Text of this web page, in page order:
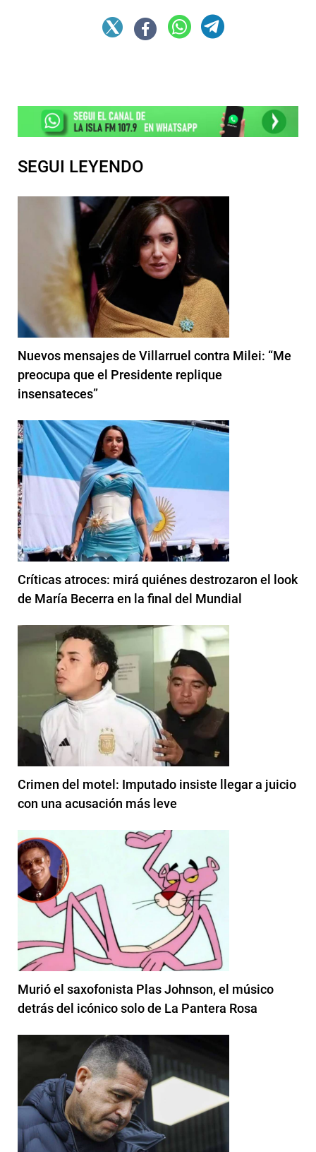
SEGUI LEYENDO
Nuevos mensajes de Villarruel contra Milei: “Me
preocupa que el Presidente replique
insensateces”
Críticas atroces: mirá quiénes destrozaron el look
de María Becerra en la final del Mundial
Crimen del motel: Imputado insiste llegar a juicio
con una acusación más leve
Murió el saxofonista Plas Johnson, el músico
detrás del icónico solo de La Pantera Rosa